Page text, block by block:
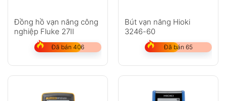
Đồng hồ vạn năng công
nghiệp Fluke 27II
Đã bán 406
Bút vạn năng Hioki
3246-60
Đã bán 65